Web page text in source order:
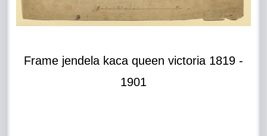
Frame jendela kaca queen victoria 1819 -
1901